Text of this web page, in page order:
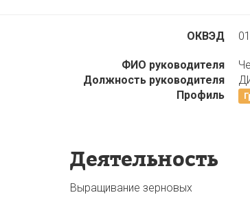
ОКВЭД
ФИО руководителя
Должность руководителя
Профиль
Деятельность
Выращивание зерновых